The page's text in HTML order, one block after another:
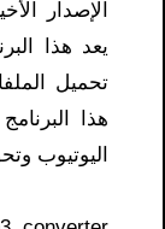
الإصدار
يعد هذا
تحميل
هذا
اليوتيوب